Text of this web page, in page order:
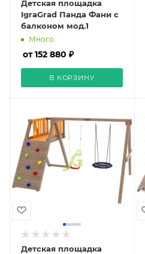
Детская площадка
IgraGrad Панда Фани с
балконом мод.1
Много
от 152 880 ₽
В КОРЗИНУ
Детская площадка